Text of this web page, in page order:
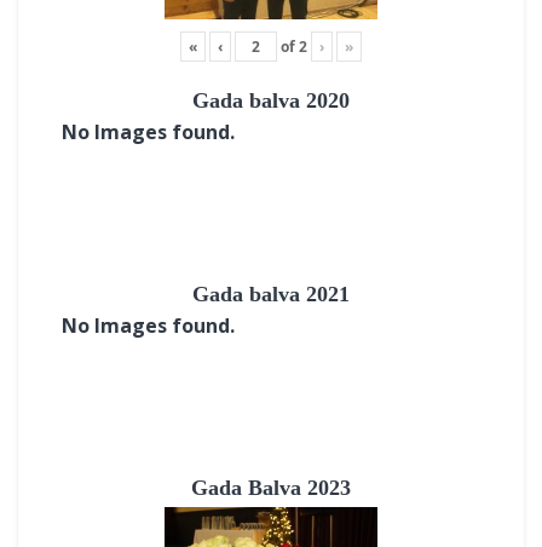
« ‹ of2 › »
Gada balva 2020
No Images found.
Gada balva 2021
No Images found.
Gada Balva 2023